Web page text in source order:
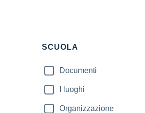
Filtri
SCUOLA
Documenti
I luoghi
Organizzazione